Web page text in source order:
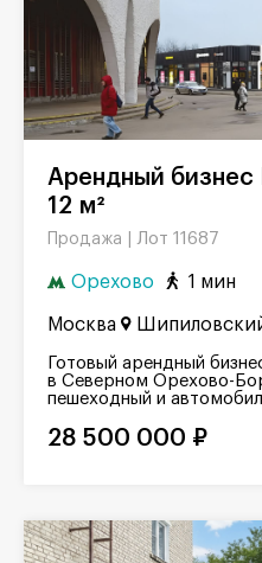
Арендный бизнес Мясной магазин,
12 м²
Продажа | Лот 11687
Орехово 1 мин
Москва
Готовый арендный
в Северном Орехово-
пешеходный и
28 500 000 ₽